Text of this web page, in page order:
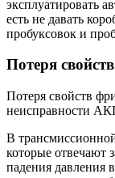
эксплуатировать
есть не давать
пробуксовок и
Потеря
Потеря свойств
неисправности
В
которые отвечают
падения давления